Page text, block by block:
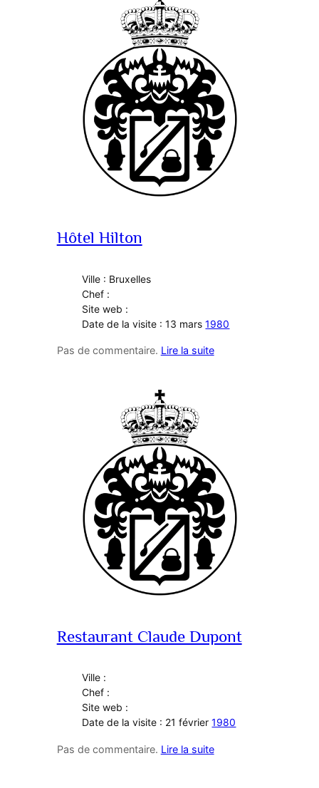
Hôtel Hilton
Ville : Bruxelles
Chef :
Site web :
Date de la visite : 13 mars1980
Pas de commentaire. Lire la suite
Restaurant Claude Dupont
Ville :
Chef :
Site web :
Date de la visite : 21 février1980
Pas de commentaire. Lire la suite